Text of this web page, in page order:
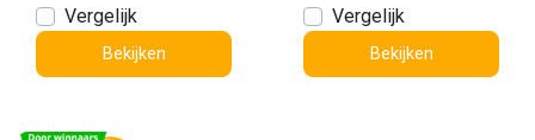
Vergelijk
Bekijken
Vergelijk
Bekijken